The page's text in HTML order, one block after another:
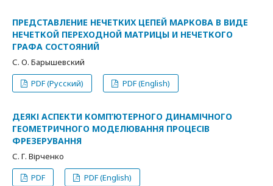
ПРЕДСТАВЛЕНИЕ НЕЧЕТКИХ ЦЕПЕЙ МАРКОВА В ВИДЕ
НЕЧЕТКОЙ ПЕРЕХОДНОЙ МАТРИЦЫ И НЕЧЕТКОГО
ГРАФА СОСТОЯНИЙ
С. О. Барышевский
PDF (Русский)
PDF (English)
ДЕЯКІ АСПЕКТИ КОМП’ЮТЕРНОГО ДИНАМІЧНОГО
ГЕОМЕТРИЧНОГО МОДЕЛЮВАННЯ ПРОЦЕСІВ
ФРЕЗЕРУВАННЯ
С. Г. Вірченко
PDF
PDF (English)